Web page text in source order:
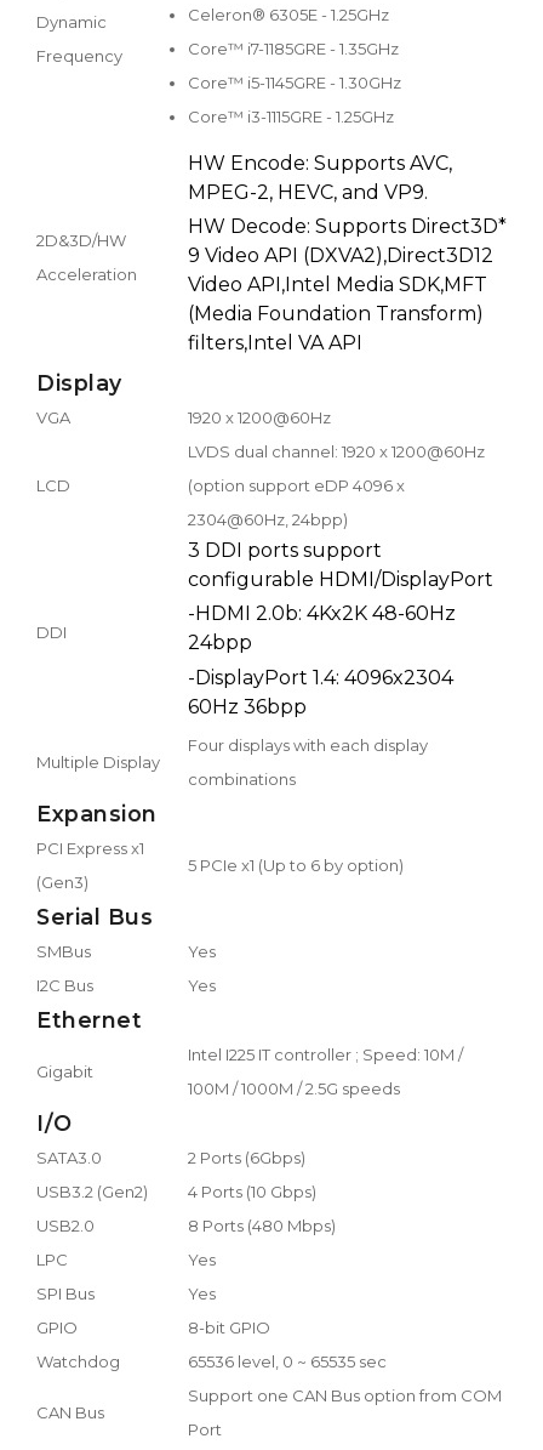
Dynamic
Frequency
Celeron® 6305E - 1.25GHz
Core™ i7-1185GRE - 1.35GHz
Core™ i5-1145GRE - 1.30GHz
Core™ i3-1115GRE - 1.25GHz
2D&3D/HW
Acceleration
HW Encode: Supports AVC,
MPEG-2, HEVC, and VP9.
HW Decode: Supports Direct3D*
9 Video API (DXVA2),Direct3D12
Video API,Intel Media SDK,MFT
(Media Foundation Transform)
filters,Intel VA API
Display
VGA 1920 x 1200@60Hz
LCD
LVDS dual channel: 1920 x 1200@60Hz
(option support eDP 4096 x
2304@60Hz, 24bpp)
DDI
3 DDI ports support
configurable HDMI/DisplayPort
-HDMI 2.0b: 4Kx2K 48-60Hz
24bpp
-DisplayPort 1.4: 4096x2304
60Hz 36bpp
Multiple Display
Four displays with each display
combinations
Expansion
PCI Express x1
(Gen3)
5 PCIe x1 (Up to 6 by option)
Serial Bus
SMBus
Yes
I2C Bus
Yes
Ethernet
Gigabit
Intel I225 IT controller ; Speed: 10M /
100M / 1000M / 2.5G speeds
I/O
SATA3.0
2 Ports (6Gbps)
USB3.2 (Gen2)
4 Ports (10 Gbps)
USB2.0
8 Ports (480 Mbps)
LPC
Yes
SPI Bus
Yes
GPIO
8-bit GPIO
Watchdog
65536 level, 0 ~ 65535 sec
CAN Bus
Support one CAN Bus option from COM
Port